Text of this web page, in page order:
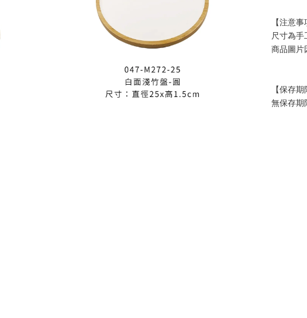
【注意事
尺寸為手
商品圖片
【保存期
無保存期